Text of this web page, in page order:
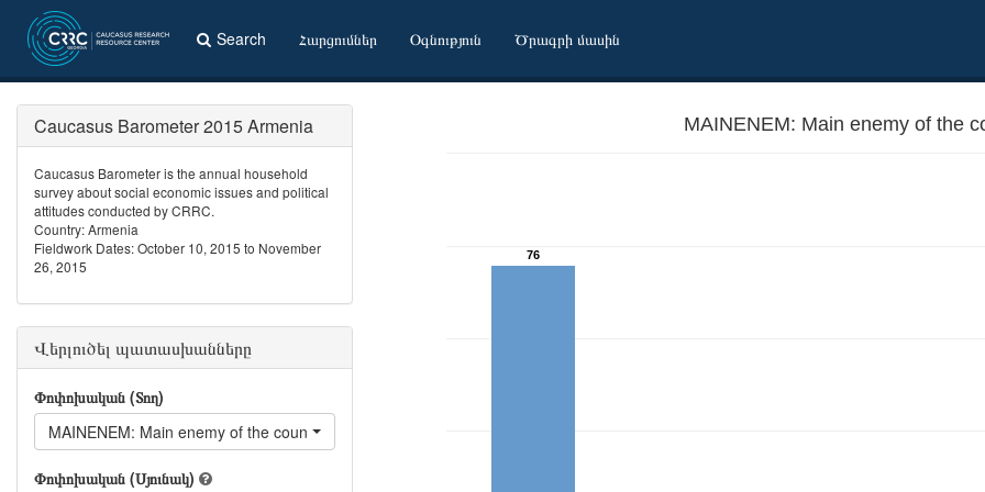
Search Հարցումներ Օգնություն Ծրագրի մասին
MAINENEM: Main enemy of the
76
Caucasus Barometer 2015 Armenia
Caucasus Barometer is the annual household
survey about social economic issues and political
attitudes conducted by CRRC.
Country: Armenia
Fieldwork Dates: October 10, 2015 to November
26, 2015
Վերլուծել պատասխանները
Փոփոխական (Տող)
MAINENEM: Main enemy of the country
Փոփոխական (Սյունակ)